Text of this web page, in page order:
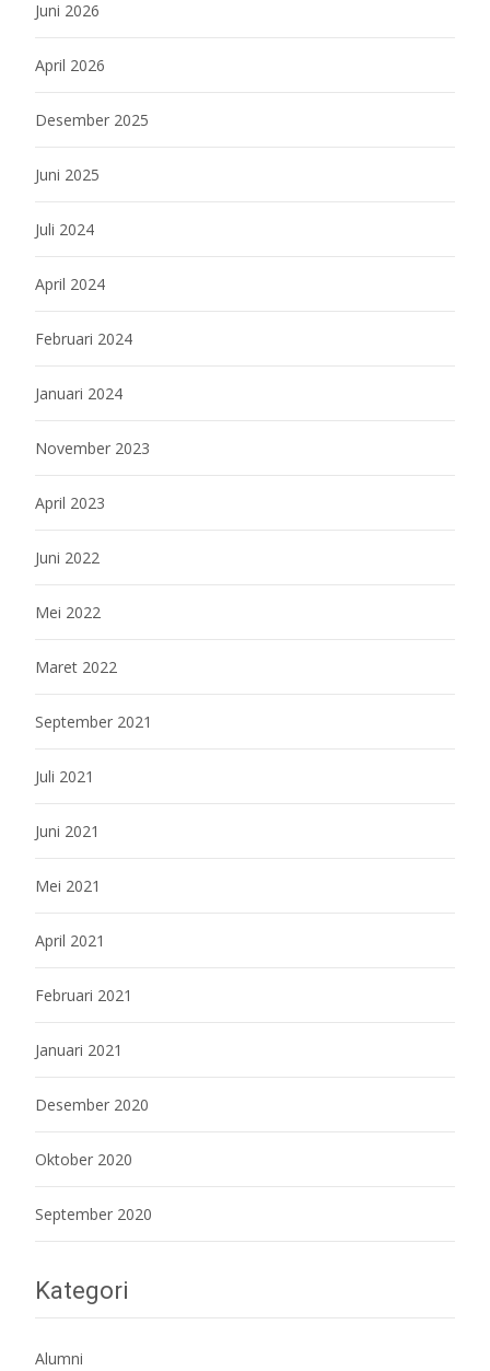
Juni 2026
April 2026
Desember 2025
Juni 2025
Juli 2024
April 2024
Februari 2024
Januari 2024
November 2023
April 2023
Juni 2022
Mei 2022
Maret 2022
September 2021
Juli 2021
Juni 2021
Mei 2021
April 2021
Februari 2021
Januari 2021
Desember 2020
Oktober 2020
September 2020
Kategori
Alumni